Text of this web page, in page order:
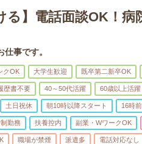
る】電話面談OK！病
事です。
クOK 大学生歓迎 既卒第二新卒OK
歴書不要 40～50代活躍 60歳以上活躍
土日祝休 朝10時以降スタート 16時
勤務 扶養控内 副業・WワークOK
職場が禁煙 派遣多 電話対応なし